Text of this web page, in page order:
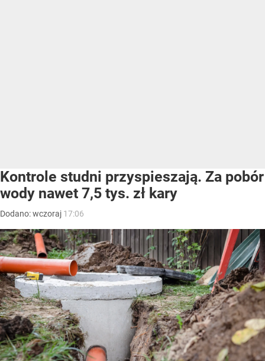
Kontrole studni przyspieszają. Za pobór
wody nawet 7,5 tys. zł kary
Dodano:wczoraj 17:06